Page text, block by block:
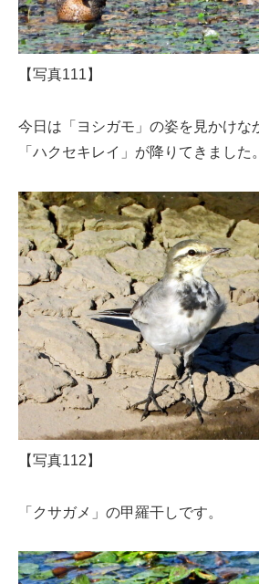
【写真111】
今日は「ヨシガモ」の姿を見かけな
「ハクセキレイ」が降りてきました。
【写真112】
「クサガメ」の甲羅干しです。